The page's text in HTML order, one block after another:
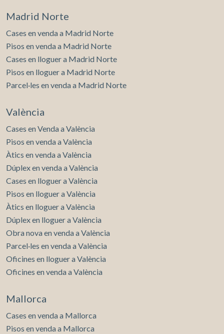
Madrid Norte
Cases en venda a Madrid Norte
Pisos en venda a Madrid Norte
Cases en lloguer a Madrid Norte
Pisos en lloguer a Madrid Norte
Parcel·les en venda a Madrid Norte
València
Cases en Venda a València
Pisos en venda a València
Àtics en venda a València
Dúplex en venda a València
Cases en lloguer a València
Pisos en lloguer a València
Àtics en lloguer a València
Dúplex en lloguer a València
Obra nova en venda a València
Parcel·les en venda a València
Oficines en lloguer a València
Oficines en venda a València
Mallorca
Cases en venda a Mallorca
Pisos en venda a Mallorca